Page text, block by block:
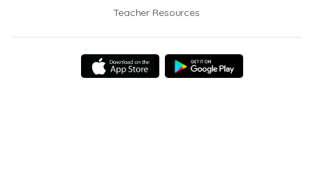
Teacher Resources